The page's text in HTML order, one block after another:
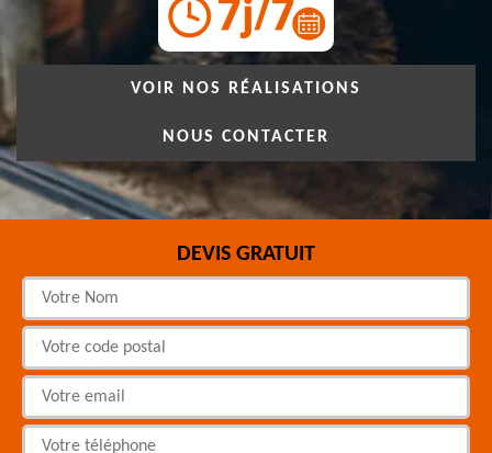
VOIR NOS RÉALISATIONS
NOUS CONTACTER
DEVIS GRATUIT